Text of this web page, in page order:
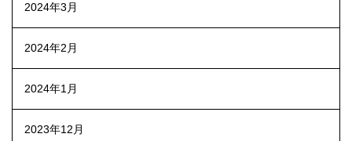
2024年3月
2024年2月
2024年1月
2023年12月